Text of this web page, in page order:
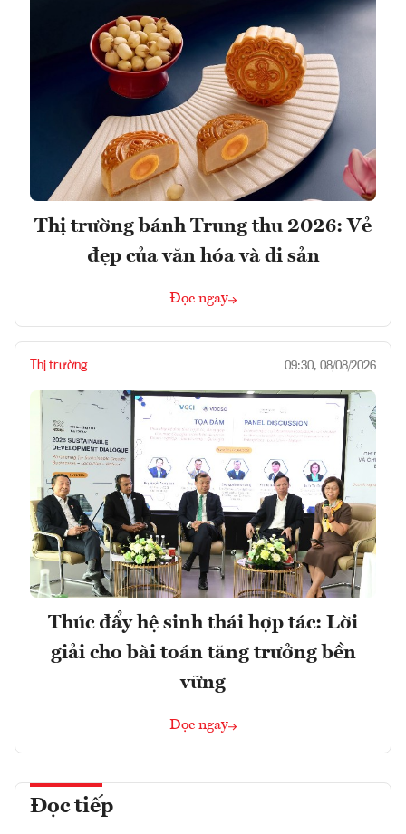
Thị trường bánh Trung thu 2026: Vẻ
đẹp của văn hóa và di sản
Đọc ngay
Thị trường 09:30, 08/08/2026
Thúc đẩy hệ sinh thái hợp tác: Lời
giải cho bài toán tăng trưởng bền
vững
Đọc ngay
Đọc tiếp